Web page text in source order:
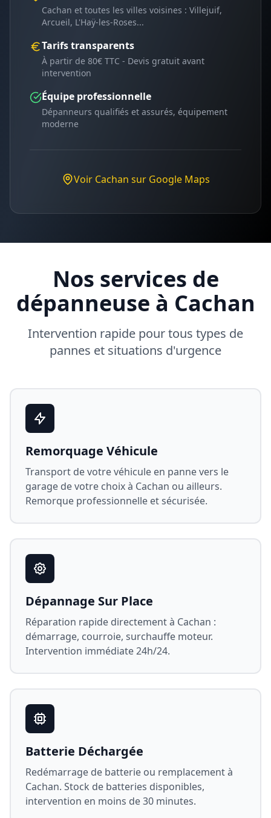
Cachan et toutes les villes voisines : Villejuif,
Arcueil, L'Haÿ-les-Roses...
Tarifs transparents
À partir de 80€ TTC - Devis gratuit avant
intervention
Équipe professionnelle
Dépanneurs qualifiés et assurés, équipement
moderne
Voir Cachan sur Google Maps
Nos services de
dépanneuse à Cachan
Intervention rapide pour tous types de
pannes et situations d'urgence
Remorquage Véhicule
Transport de votre véhicule en panne vers le
garage de votre choix à Cachan ou ailleurs.
Remorque professionnelle et sécurisée.
Dépannage Sur Place
Réparation rapide directement à Cachan :
démarrage, courroie, surchauffe moteur.
Intervention immédiate 24h/24.
Batterie Déchargée
Redémarrage de batterie ou remplacement à
Cachan. Stock de batteries disponibles,
intervention en moins de 30 minutes.